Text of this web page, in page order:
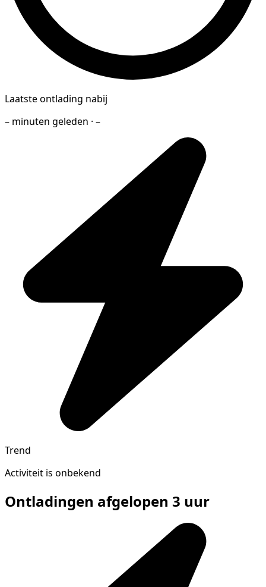
Laatste ontlading nabij
– minuten geleden · –
Trend
Activiteit is onbekend
Ontladingen afgelopen 3 uur